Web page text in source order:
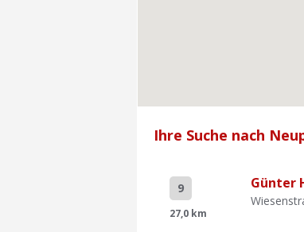
Ihre Suche nach
9
27,0 km
Günter